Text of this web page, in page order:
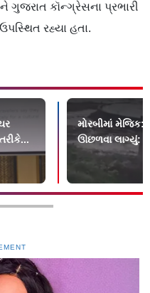
ગુજરાત કૉન્ગ્રેસના પ્રભારી
રહ્યા હતા.
મોરબીમાં મેજિક:
ઊછળવા લાગ્યું: